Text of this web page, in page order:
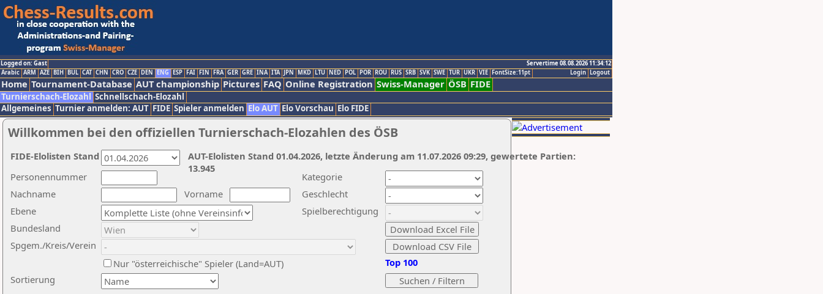
Logged on: Gast
Servertime 08.08.2026 11:34:12
Logout
Login
Arabic ARM AZE BIH BUL CAT CHN CRO CZE DEN ENG ESP FAI FIN FRA GER GRE INA ITA JPN MKD LTU NED POL POR ROU RUS SRB SVK SWE TUR UKR VIE FontSize:11pt
Home Tournament-Database AUT championship Pictures FAQ Online Registration Swiss-Manager ÖSB FIDE
Turnierschach-Elozahl Schnellschach-Elozahl
Allgemeines Turnier anmelden: AUT FIDE Spieler anmelden Elo AUT Elo Vorschau Elo FIDE
Willkommen bei den offiziellen Turnierschach-Elozahlen des ÖSB
Nachname
Vorname
Ebene
Kategorie
Sortierung
Personennummer
Bundesland
Spgem./Kreis/Verein
Geschlecht
Nur "österreichische" Spieler (Land=AUT)
Spielberechtigung
Top 100
AUT-Elolisten Stand 01.04.2026, letzte Änderung am 11.07.2026 09:29, gewertete Partien:
13.945
FIDE-Elolisten Stand